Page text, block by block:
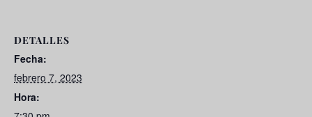
DETALLES
Fecha:
febrero 7, 2023
Hora: